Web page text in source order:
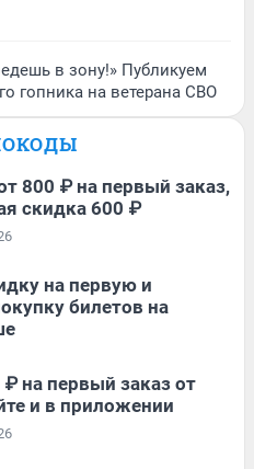
в зону!» Публикуем
гопника на ветерана СВО
800 ₽ на первый заказ,
скидка 600 ₽
на первую и
билетов на
на первый заказ от
и в приложении